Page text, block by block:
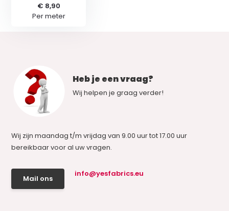
€ 8,90
Per meter
Heb je een vraag?
Wij helpen je graag verder!
Wij zijn maandag t/m vrijdag van 9.00 uur tot 17.00 uur
bereikbaar voor al uw vragen.
Mail ons
info@yesfabrics.eu